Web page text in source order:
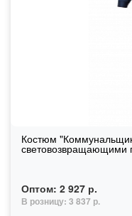
Костюм
световозвращающими
Оптом: 2 927 р.
В розницу: 3 837 р.